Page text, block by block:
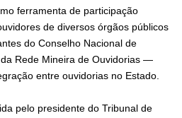
ferramenta de participação
de diversos órgãos públicos
do Conselho Nacional de
Rede Mineira de Ouvidorias —
entre ouvidorias no Estado.
pelo presidente do Tribunal de